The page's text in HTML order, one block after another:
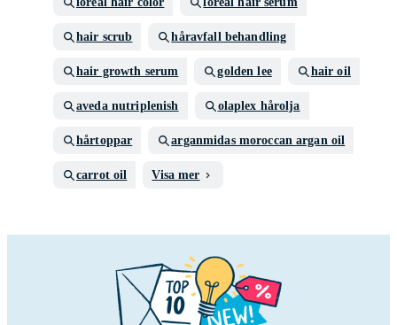
hair scrub håravfall behandling
hair growth serum golden lee hair oil
aveda nutriplenish olaplex hårolja
hårtoppar arganmidas moroccan argan oil
carrot oil Visa mer